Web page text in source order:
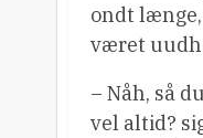
ondt længe,
været
– Nåh, så
vel altid?